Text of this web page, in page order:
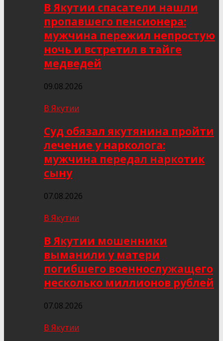
В Якутии спасатели нашли
пропавшего пенсионера:
мужчина пережил непростую
ночь и встретил в тайге
медведей
09.08.2026
В Якутии
Суд обязал якутянина пройти
лечение у нарколога:
мужчина передал наркотик
сыну
07.08.2026
В Якутии
В Якутии мошенники
выманили у матери
погибшего военнослужащего
несколько миллионов рублей
07.08.2026
В Якутии